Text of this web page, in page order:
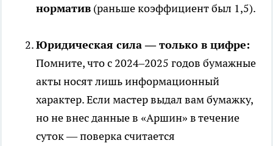
норматив (раньше коэффициент был 1,5).
Юридическая сила — только в цифре:
Помните, что с 2024–2025 годов бумажные
акты носят лишь информационный
характер. Если мастер выдал вам бумажку,
но не внес данные в «Аршин» в течение
суток — поверка считается